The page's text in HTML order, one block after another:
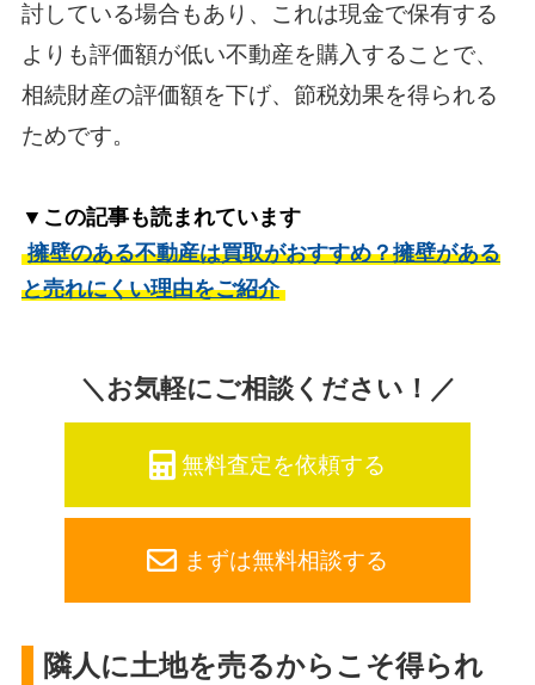
討している場合もあり、これは現金で保有する
よりも評価額が低い不動産を購入することで、
相続財産の評価額を下げ、節税効果を得られる
ためです。
▼この記事も読まれています
擁壁のある不動産は買取がおすすめ？擁壁がある
と売れにくい理由をご紹介
＼お気軽にご相談ください！／
無料査定を依頼する
まずは無料相談する
隣人に土地を売るからこそ得られ